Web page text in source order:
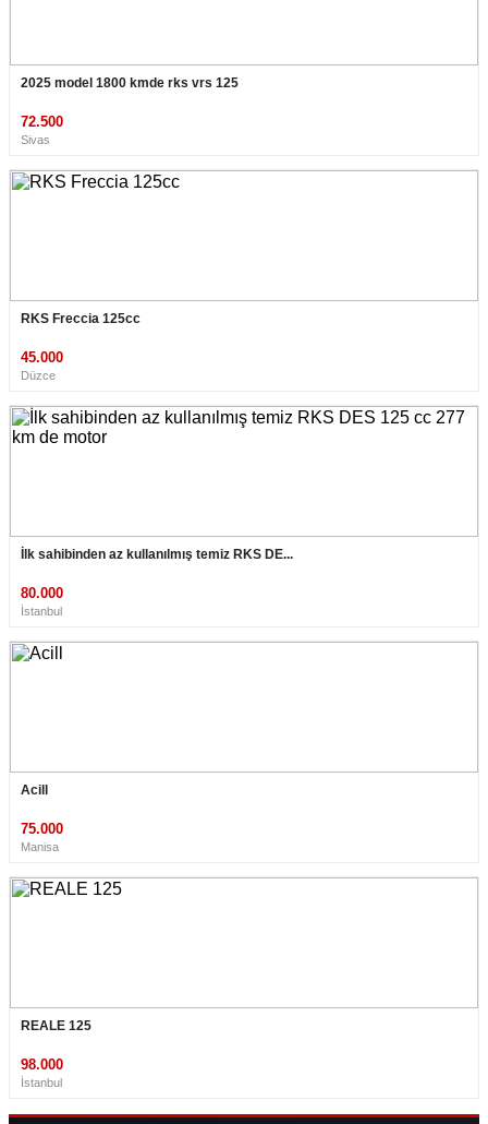
2025 model 1800 kmde rks vrs 125
72.500
Sivas
RKS Freccia 125cc
45.000
Düzce
İlk sahibinden az kullanılmış temiz RKS DE...
80.000
İstanbul
Acill
75.000
Manisa
REALE 125
98.000
İstanbul